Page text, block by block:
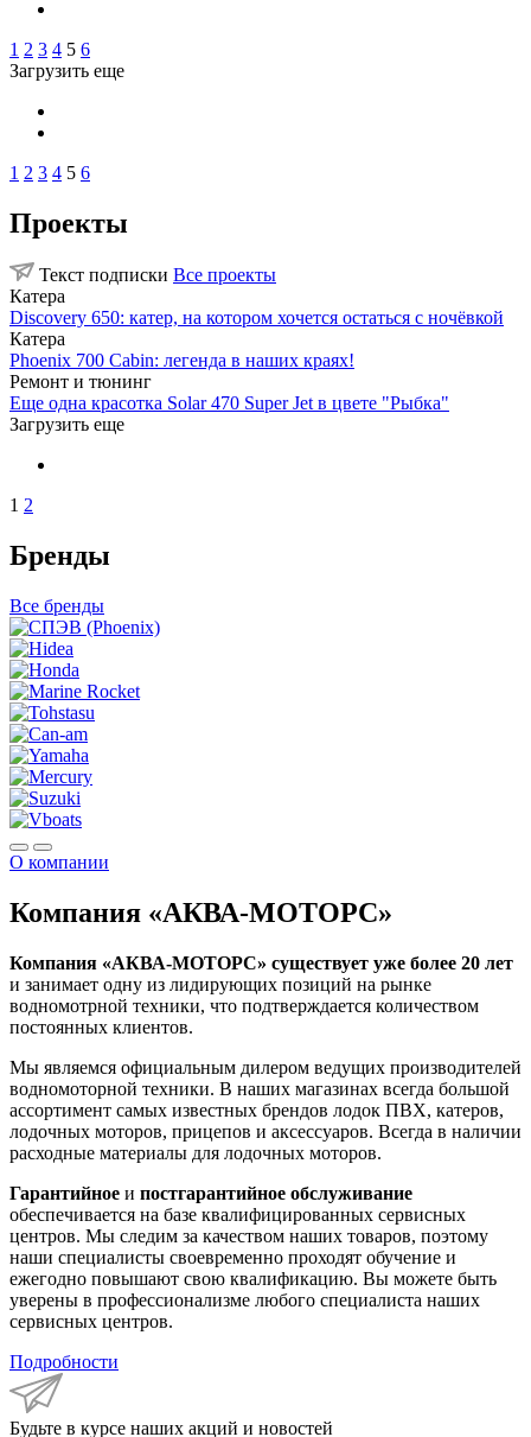
1 2 3 4 5 6
Загрузить еще
1 2 3 4 5 6
Проекты
Текст подписки Все проекты
Катера
Discovery 650: катер, на котором хочется остаться с ночёвкой
Катера
Phoenix 700 Cabin: легенда в наших краях!
Ремонт и тюнинг
Еще одна красотка Solar 470 Super Jet в цвете "Рыбка"
Загрузить еще
1 2
Бренды
Все бренды
О компании
Компания «АКВА-МОТОРС»
Компания «АКВА-МОТОРС» существует уже более 20 лет
и занимает одну из лидирующих позиций на рынке
водномотрной техники, что подтверждается количеством
постоянных клиентов.
Мы являемся официальным дилером ведущих производителей
водномоторной техники. В наших магазинах всегда большой
ассортимент самых известных брендов лодок ПВХ, катеров,
лодочных моторов, прицепов и аксессуаров. Всегда в наличии
расходные материалы для лодочных моторов.
Гарантийное и постгарантийное обслуживание
обеспечивается на базе квалифицированных сервисных
центров. Мы следим за качеством наших товаров, поэтому
наши специалисты своевременно проходят обучение и
ежегодно повышают свою квалификацию. Вы можете быть
уверены в профессионализме любого специалиста наших
сервисных центров.
Подробности
Будьте в курсе наших акций и новостей